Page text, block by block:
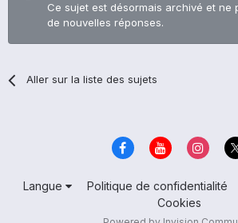
Ce sujet est désormais archivé et ne
de nouvelles réponses.
Aller sur la liste des sujets
Langue Politique de confidentialité
Cookies